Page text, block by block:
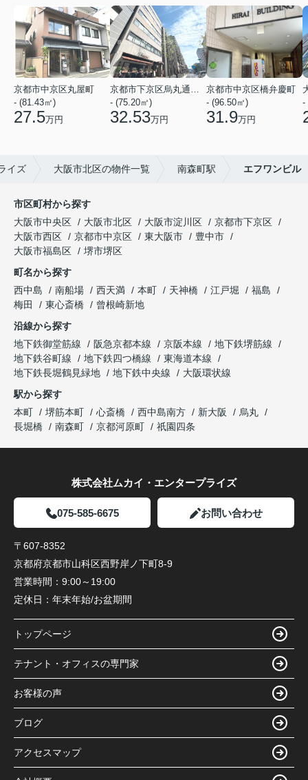
京都市中京区丸屋町
- (81.43㎡)
27.5万円
京都市下京区烏丸通五条上る五条烏丸町
- (75.20㎡)
32.53万円
京都市中京区橋弁慶町
- (96.50㎡)
31.9万円
-
イズ 大阪市北区の物件一覧 南森町駅 エフワンビル
市区町村から探す
大阪市中央区
大阪市北区 大阪市淀川区
京都市下京区
大阪市西区
京都市中京区 東大阪市
豊中市
大阪市福島区
堺市堺区
町名から探す
西中島
南船場 西天満 本町 天神橋 江戸堀
福島
梅田
東心斎橋
曾根崎新地
沿線から探す
地下鉄御堂筋線
阪急京都本線 京阪本線
地下鉄堺筋線
地下鉄谷町線
地下鉄四つ橋線
東海道本線
地下鉄長堀鶴見緑地
地下鉄中央線
大阪環状線
駅から探す
本町
堺筋本町 心斎橋 西中島南方 新大阪
烏丸
長堀橋
南森町 京都河原町 祇園四条
株式会社ムカイ・エンタープライズ
075-585-6675 お問い合わせ
〒607-8352
京都府京都市山科区西野岸ノ下町8-9
営業時間： 9:00～19:00
定休日： 年末年始/お盆期間
トップページ
テナント・オフィスの専門家
お客様の声
ブログ
アクセスマップ